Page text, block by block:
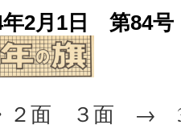
2月1日 第84号
２面 ３面 → 3